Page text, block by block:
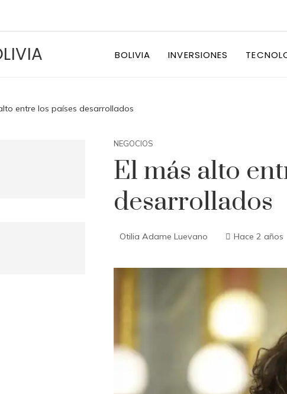
BOLIVIA INVERSIONES
entre los países desarrollados
NEGOCIOS
El más alto
desarrollados
Otilia Adame Luevano Hace 2 años